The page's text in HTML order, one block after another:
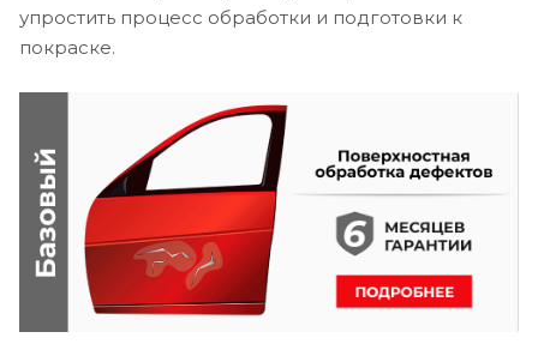
упростить процесс обработки и подготовки к
покраске.